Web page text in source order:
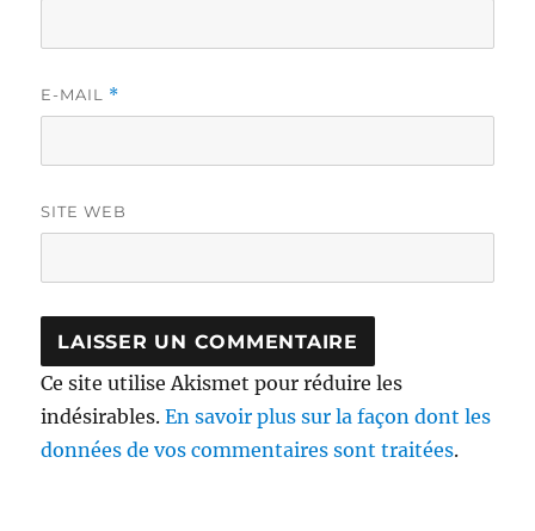
E-MAIL *
SITE WEB
Ce site utilise Akismet pour réduire les
indésirables.En savoir plus sur la façon dont les
données de vos commentaires sont traitées.